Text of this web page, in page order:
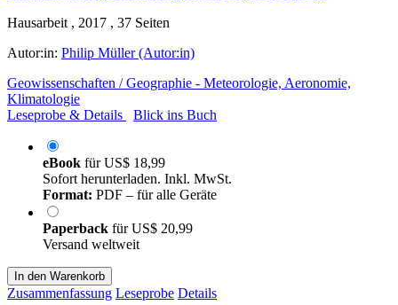
Hausarbeit , 2017 , 37 Seiten
Autor:in: Philip Müller (Autor:in)
Geowissenschaften / Geographie - Meteorologie, Aeronomie,
Klimatologie
Leseprobe & Details
Blick ins Buch
eBook fürUS$ 18,99
Sofort herunterladen. Inkl. MwSt.
Format: PDF – für alle Geräte
Paperback fürUS$ 20,99
Versand weltweit
In den Warenkorb
Zusammenfassung Leseprobe Details